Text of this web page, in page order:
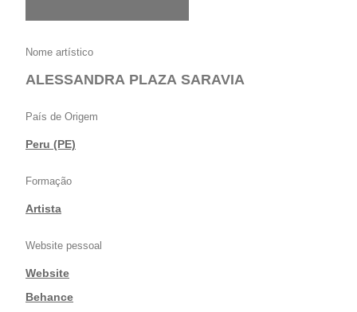
Nome artístico
ALESSANDRA PLAZA SARAVIA
País de Origem
Peru (PE)
Formação
Artista
Website pessoal
Website
|Behance